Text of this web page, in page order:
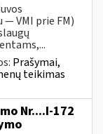
VMI prie FM)
Prašymai,
teikimas
Nr....I-172